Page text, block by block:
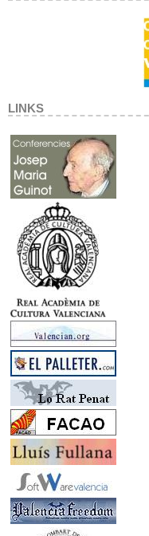
LINKS